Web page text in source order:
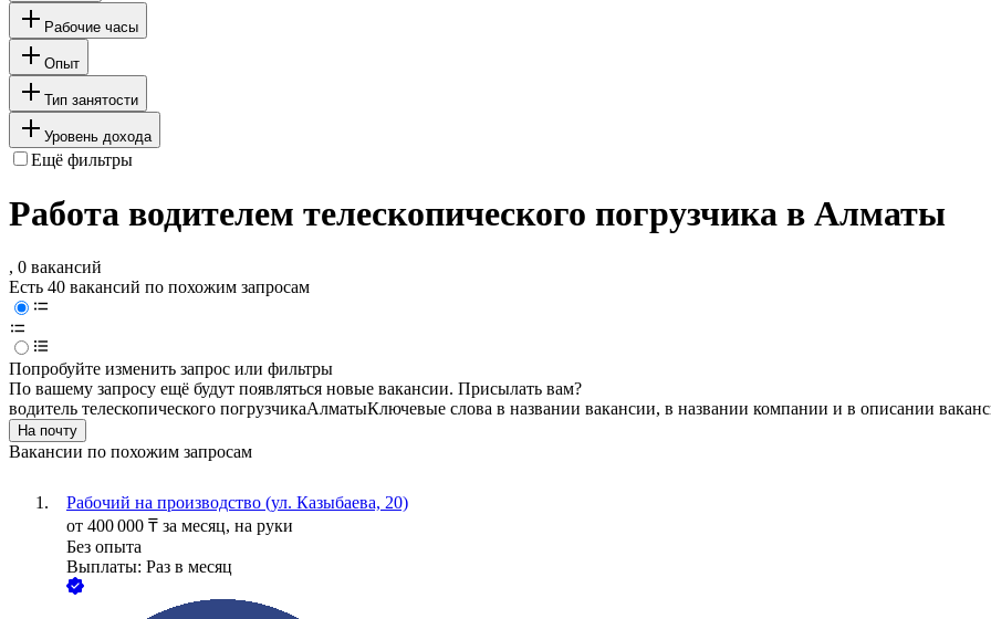
Рабочие часы
Опыт
Тип занятости
Уровень дохода
Ещё фильтры
Работа водителем телескопического погрузчика в Алматы
, 0 вакансий
Есть 40 вакансий по похожим запросам
Попробуйте изменить запрос или фильтры
По вашему запросу ещё будут появляться новые вакансии. Присылать вам?
водитель телескопического погрузчикаАлматыКлючевые слова в названии вакансии, в названии компании и в описании
На почту
Вакансии по похожим запросам
Рабочий на производство (ул. Казыбаева, 20)
от 400 000 ₸ за месяц, на руки
Без опыта
Выплаты: Раз в месяц